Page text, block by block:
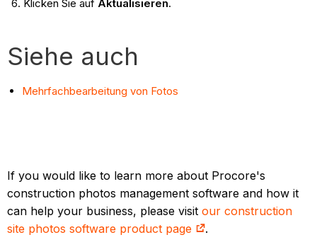
Klicken Sie auf Aktualisieren.
Siehe auch
Mehrfachbearbeitung von Fotos
If you would like to learn more about Procore's
construction photos management software and how it
can help your business, please visitour construction
site photos software product page
.